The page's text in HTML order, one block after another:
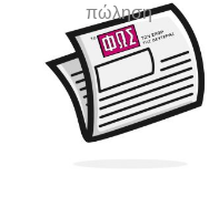
πώληση